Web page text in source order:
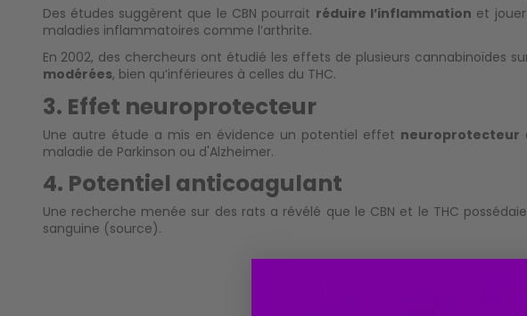
Des études suggèrent que le CBN pourrait réduire l’inflammation et
maladies inflammatoires comme l’arthrite.
En 2002, des chercheurs ont étudié les effets de plusieurs cannabinoïdes
modérées, bien qu’inférieures à celles du THC.
3. Effet neuroprotecteur
Une autre étude a mis en évidence un potentiel effet neuroprotecteur
maladie de Parkinson ou d'Alzheimer.
4. Potentiel anticoagulant
Une recherche menée sur des rats a révélé que le CBN et le THC
sanguine (source).